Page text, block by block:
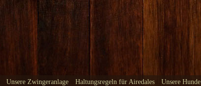
Unsere Zwingeranlage Haltungsregeln für Airedales Unsere Hunde